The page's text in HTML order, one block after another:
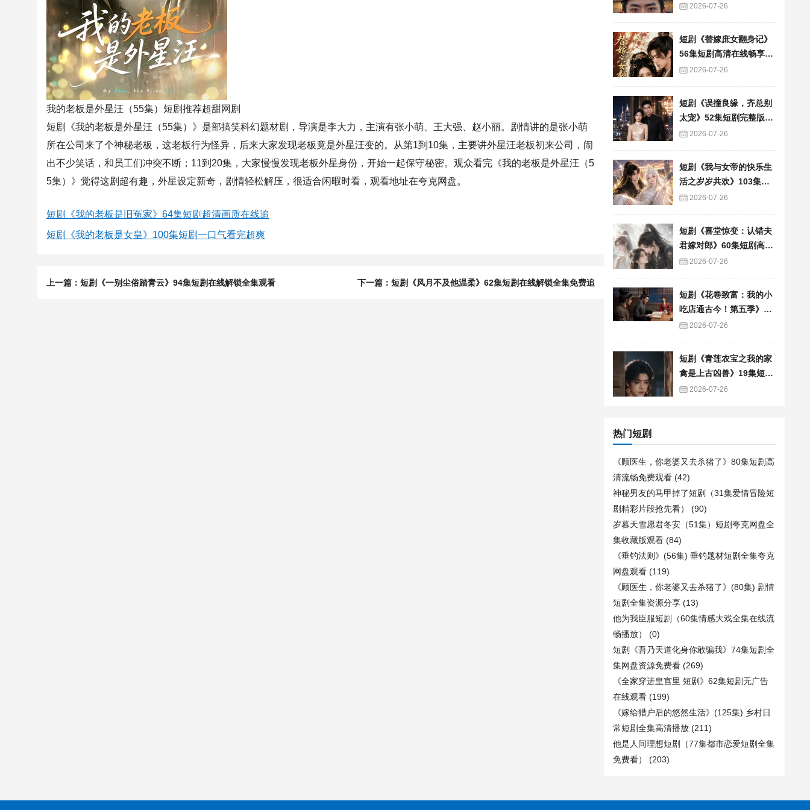
我的老板是外星汪（55集）短剧推荐超甜网剧
短剧《我的老板是外星汪（55集）》是部搞笑科幻题材剧，导演是李大力，主演有张小萌、王大强、赵小丽。剧情讲的是张小萌
所在公司来了个神秘老板，这老板行为怪异，后来大家发现老板竟是外星汪变的。从第1到10集，主要讲外星汪老板初来公司，闹
出不少笑话，和员工们冲突不断；11到20集，大家慢慢发现老板外星身份，开始一起保守秘密。观众看完《我的老板是外星汪（5
5集）》觉得这剧超有趣，外星设定新奇，剧情轻松解压，很适合闲暇时看，观看地址在夸克网盘。
短剧《我的老板是旧冤家》64集短剧超清画质在线追
短剧《我的老板是女皇》100集短剧一口气看完超爽
上一篇：短剧《一别尘俗踏青云》94集短剧在线解锁全集观看 下一篇：短剧《风月不及他温柔》62集短剧在线解锁全集免费追
看 2026-07-26
短剧《替嫁庶女翻身记》
56集短剧高清在线畅享全
集 2026-07-26
短剧《误撞良缘，齐总别
太宠》52集短剧完整版免
费畅享观看
2026-07-26
短剧《我与女帝的快乐生
活之岁岁共欢》103集短
剧全集在线畅快看
2026-07-26
短剧《喜堂惊变：认错夫
君嫁对郎》60集短剧高清
全集在线速看
2026-07-26
短剧《花卷致富：我的小
吃店通古今！第五季》90
集短剧免费追剧全集资源
2026-07-26
短剧《青莲农宝之我的家
禽是上古凶兽》19集短剧
免费在线观看全集
2026-07-26
热门短剧
《顾医生，你老婆又去杀猪了》80集短剧高
清流畅免费观看 (42)
神秘男友的马甲掉了短剧（31集爱情冒险短
剧精彩片段抢先看）
(90)
岁暮天雪愿君冬安（51集）短剧夸克网盘全
集收藏版观看 (84)
《垂钓法则》(56集) 垂钓题材短剧全集夸克
网盘观看 (119)
《顾医生，你老婆又去杀猪了》(80集) 剧情
短剧全集资源分享 (13)
他为我臣服短剧（60集情感大戏全集在线流
畅播放）
(0)
短剧《吾乃天道化身你敢骗我》74集短剧全
集网盘资源免费看 (269)
《全家穿进皇宫里 短剧》62集短剧无广告
在线观看 (199)
《嫁给猎户后的悠然生活》(125集) 乡村日
常短剧全集高清播放 (211)
他是人间理想短剧（77集都市恋爱短剧全集
免费看）
(203)